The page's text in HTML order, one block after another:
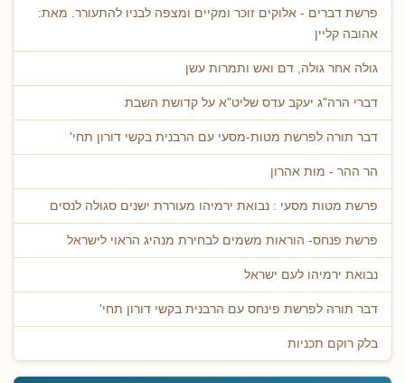
פרשת דברים - אלוקים זוכר ומקיים ומצפה לבניו להתעורר. מאת:
אהובה קליין
גולה אחר גולה, דם ואש ותמרות עשן
דברי הרה"ג יעקב עדס שליט"א על קדושת השבת
דבר תורה לפרשת מטות-מסעי עם הרבנית בקשי דורון תחי'
הר ההר - מות אהרון
פרשת מטות מסעי : נבואת ירמיהו מעוררת ישנים סגולה לנסים
פרשת פנחס- הוראות משמים לבחירת מנהיג הראוי לישראל
נבואת ירמיהו לעם ישראל
דבר תורה לפרשת פינחס עם הרבנית בקשי דורון תחי'
בלק רוקם תכניות